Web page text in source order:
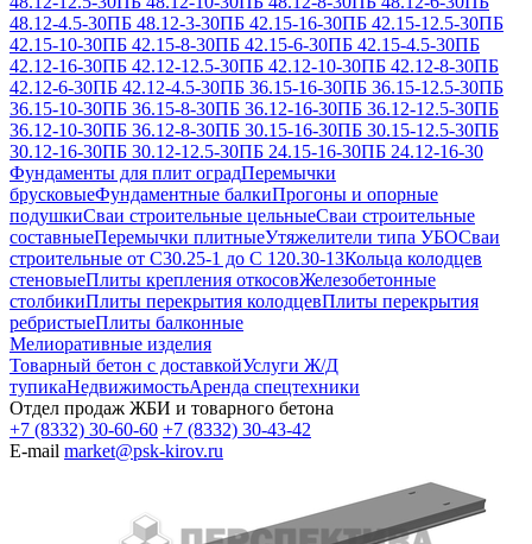
48.12-4.5-30ПБ 48.12-3-30ПБ 42.15-16-30ПБ 42.15-12.5-30ПБ
42.15-10-30ПБ 42.15-8-30ПБ 42.15-6-30ПБ 42.15-4.5-30ПБ
42.12-16-30ПБ 42.12-12.5-30ПБ 42.12-10-30ПБ 42.12-8-30ПБ
42.12-6-30ПБ 42.12-4.5-30ПБ 36.15-16-30ПБ 36.15-12.5-30ПБ
36.15-10-30ПБ 36.15-8-30ПБ 36.12-16-30ПБ 36.12-12.5-30ПБ
36.12-10-30ПБ 36.12-8-30ПБ 30.15-16-30ПБ 30.15-12.5-30ПБ
30.12-16-30ПБ 30.12-12.5-30ПБ 24.15-16-30ПБ 24.12-16-30
Фундаменты для плит оградПеремычки
брусковыеФундаментные балкиПрогоны и опорные
подушкиСваи строительные цельныеСваи строительные
составныеПеремычки плитныеУтяжелители типа УБОСваи
строительные от С30.25-1 до С 120.30-13Кольца колодцев
стеновыеПлиты крепления откосовЖелезобетонные
столбикиПлиты перекрытия колодцевПлиты перекрытия
ребристыеПлиты балконные
Мелиоративные изделия
Товарный бетон с доставкойУслуги Ж/Д
тупикаНедвижимостьАренда спецтехники
Отдел продаж ЖБИ и товарного бетона
+7 (8332) 30-60-60 +7 (8332) 30-43-42
E-mail market@psk-kirov.ru